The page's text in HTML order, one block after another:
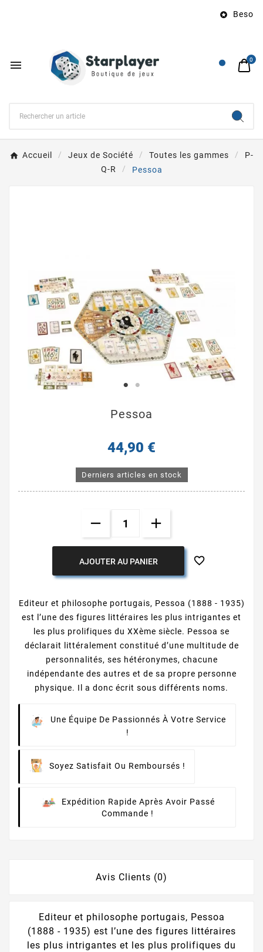
 Besoin
 0
Accueil Jeux de Société Toutes les gammes
P-
Q-R
Pessoa
Pessoa
44,90 €
Derniers articles en stock
AJOUTER AU PANIER 
Editeur et philosophe portugais, Pessoa (1888 - 1935)
est l’une des figures littéraires les plus intrigantes et
les plus prolifiques du XXème siècle. Pessoa se
déclarait littéralement constitué d’une multitude de
personnalités, ses hétéronymes, chacune
indépendante des autres et de sa propre personne
physique. Il a donc écrit sous différents noms.
Une Équipe De Passionnés À Votre Service
!
Soyez Satisfait Ou Remboursés !
Expédition Rapide Après Avoir Passé
Commande !
Avis Clients (0)
Editeur et philosophe portugais, Pessoa
(1888 - 1935) est l’une des figures littéraires
les plus intrigantes et les plus prolifiques du